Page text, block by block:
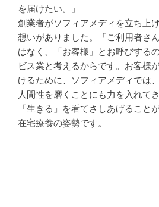
を届けたい。」
創業者がソフィアメディを立ち上
想いがありました。「ご利用者さ
はなく、「お客様」とお呼びする
ビス業と考えるからです。お客様
けるために、ソフィアメディでは
人間性を磨くことにも力を入れて
「生きる」を看てさしあげること
在宅療養の姿勢です。